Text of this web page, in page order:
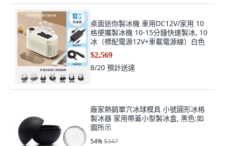
桌面迷你製冰機 車用DC12V/家用 10
格便攜製冰機 10-15分鐘快速製冰, 10
冰（標配電源12V+車載電源線）白色
$2,569
8/20 預計送達
廠家熱銷單穴冰球模具 小號圓形冰格
製冰器 家用帶蓋小型製冰盒, 黑色:如
圖所示
54%$347